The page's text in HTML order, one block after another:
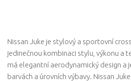
Nissan Juke je stylový a sportovní
jedinečnou kombinaci stylu, výkonu a
má elegantní aerodynamický design a
barvách a úrovních výbavy. Nissan